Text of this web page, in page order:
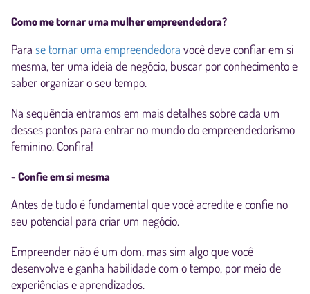
Como me tornar uma mulher empreendedora?
Para se tornar uma empreendedora você deve confiar em si
mesma, ter uma ideia de negócio, buscar por conhecimento e
saber organizar o seu tempo.
Na sequência entramos em mais detalhes sobre cada um
desses pontos para entrar no mundo do empreendedorismo
feminino. Confira!
- Confie em si mesma
Antes de tudo é fundamental que você acredite e confie no
seu potencial para criar um negócio.
Empreender não é um dom, mas sim algo que você
desenvolve e ganha habilidade com o tempo, por meio de
experiências e aprendizados.